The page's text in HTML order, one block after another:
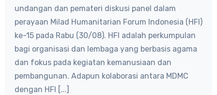
undangan dan pemateri diskusi panel dalam
perayaan Milad Humanitarian Forum Indonesia (HFI)
ke-15 pada Rabu (30/08). HFI adalah perkumpulan
bagi organisasi dan lembaga yang berbasis agama
dan fokus pada kegiatan kemanusiaan dan
pembangunan. Adapun kolaborasi antara MDMC
dengan HFI [...]